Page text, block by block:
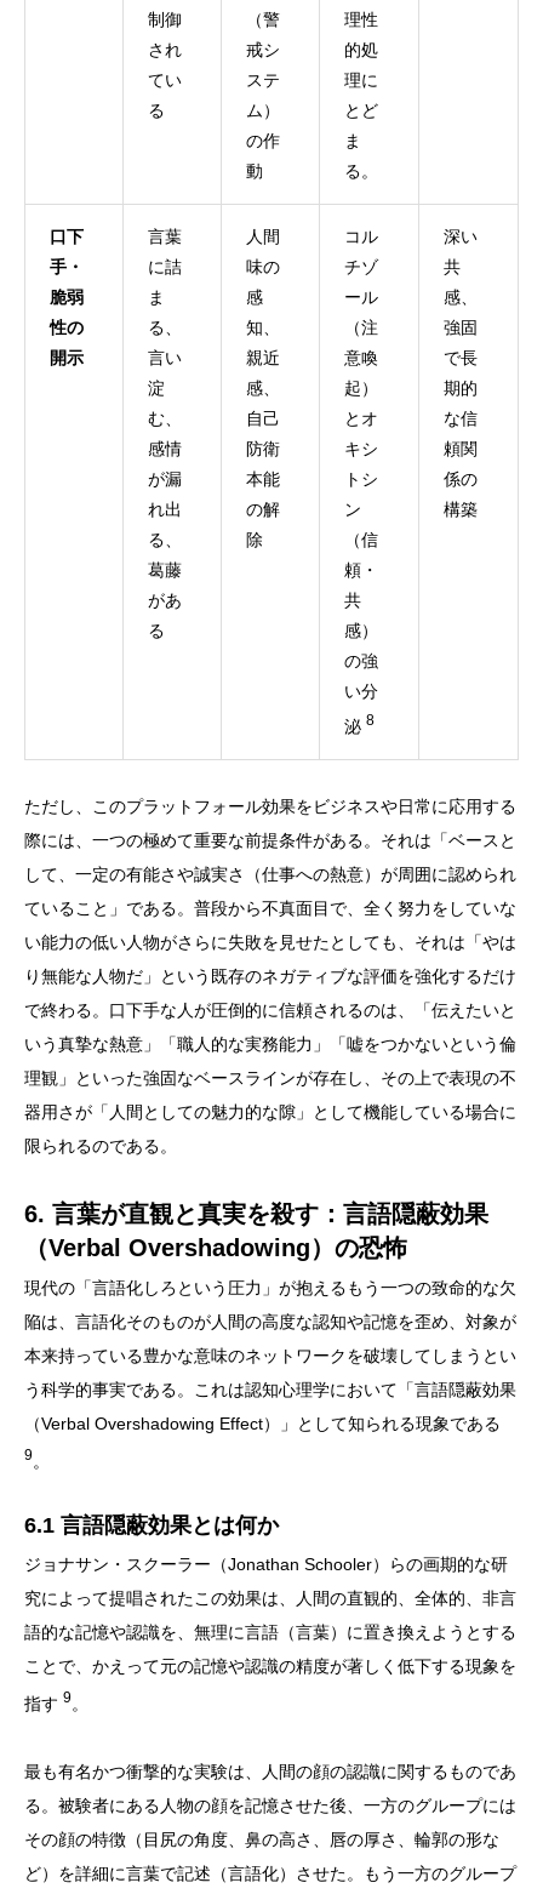
制御
され
てい
る
（警
戒シ
ステ
ム）
の作
動
理性
的処
理に
とど
ま
る。
口下
手・
脆弱
性の
開示
言葉
に詰
ま
る、
言い
淀
む、
感情
が漏
れ出
る、
葛藤
があ
る
人間
味の
感
知、
親近
感、
自己
防衛
本能
の解
除
コル
チゾ
ール
（注
意喚
起）
とオ
キシ
トシ
ン
（信
頼・
共
感）
の強
い分
泌 8
深い
共
感、
強固
で長
期的
な信
頼関
係の
構築
ただし、このプラットフォール効果をビジネスや日常に応用する
際には、一つの極めて重要な前提条件がある。それは「ベースと
して、一定の有能さや誠実さ（仕事への熱意）が周囲に認められ
ていること」である。普段から不真面目で、全く努力をしていな
い能力の低い人物がさらに失敗を見せたとしても、それは「やは
り無能な人物だ」という既存のネガティブな評価を強化するだけ
で終わる。口下手な人が圧倒的に信頼されるのは、「伝えたいと
いう真摯な熱意」「職人的な実務能力」「嘘をつかないという倫
理観」といった強固なベースラインが存在し、その上で表現の不
器用さが「人間としての魅力的な隙」として機能している場合に
限られるのである。
6. 言葉が直観と真実を殺す：言語隠蔽効果
（Verbal Overshadowing）の恐怖
現代の「言語化しろという圧力」が抱えるもう一つの致命的な欠
陥は、言語化そのものが人間の高度な認知や記憶を歪め、対象が
本来持っている豊かな意味のネットワークを破壊してしまうとい
う科学的事実である。これは認知心理学において「言語隠蔽効果
（Verbal Overshadowing Effect）」として知られる現象である
9。
6.1 言語隠蔽効果とは何か
ジョナサン・スクーラー（Jonathan Schooler）らの画期的な研
究によって提唱されたこの効果は、人間の直観的、全体的、非言
語的な記憶や認識を、無理に言語（言葉）に置き換えようとする
ことで、かえって元の記憶や認識の精度が著しく低下する現象を
指す 9。
最も有名かつ衝撃的な実験は、人間の顔の認識に関するものであ
る。被験者にある人物の顔を記憶させた後、一方のグループには
その顔の特徴（目尻の角度、鼻の高さ、唇の厚さ、輪郭の形な
ど）を詳細に言葉で記述（言語化）させた。もう一方のグループ